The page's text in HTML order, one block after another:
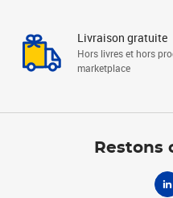
Livraison gratuite
Hors livres et hors
marketplace
Restons